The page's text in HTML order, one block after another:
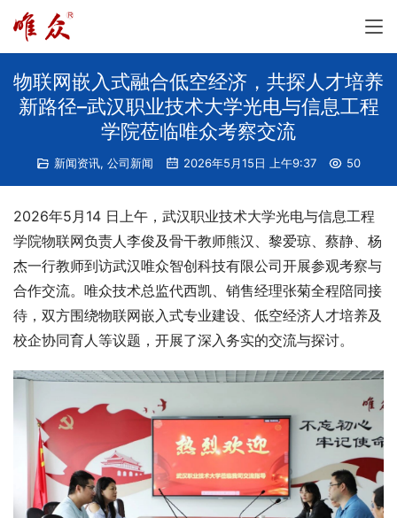
物联网嵌入式融合低空经济，共探人才培养
新路径–武汉职业技术大学光电与信息工程
学院莅临唯众考察交流
新闻资讯, 公司新闻 2026年5月15日 上午9:37 50
2026年5月14 日上午，武汉职业技术大学光电与信息工程
学院物联网负责人李俊及骨干教师熊汉、黎爱琼、蔡静、杨
杰一行教师到访武汉唯众智创科技有限公司开展参观考察与
合作交流。唯众技术总监代西凯、销售经理张菊全程陪同接
待，双方围绕物联网嵌入式专业建设、低空经济人才培养及
校企协同育人等议题，开展了深入务实的交流与探讨。